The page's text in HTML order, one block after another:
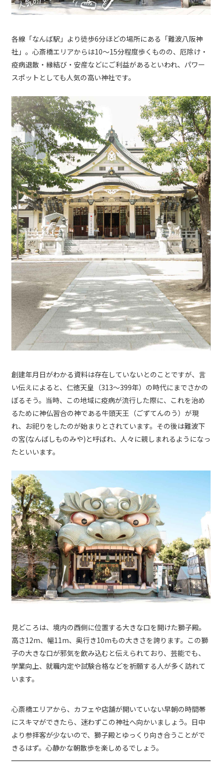
各線「なんば駅」より徒歩6分ほどの場所にある「難波八阪神
社」。心斎橋エリアからは10〜15分程度歩くものの、厄除け・
疫病退散・縁結び・安産などにご利益があるといわれ、パワー
スポットとしても人気の高い神社です。
創建年月日がわかる資料は存在していないとのことですが、言
い伝えによると、仁徳天皇（313～399年）の時代にまでさかの
ぼるそう。当時、この地域に疫病が流行した際に、これを治め
るために神仏習合の神である牛頭天王（ごずてんのう）が現
れ、お祀りをしたのが始まりとされています。その後は難波下
の宮(なんばしものみや)と呼ばれ、人々に親しまれるようになっ
たといいます。
見どころは、境内の西側に位置する大きな口を開けた獅子殿。
高さ12m、幅11m、奥行き10mもの大きさを誇ります。この獅
子の大きな口が邪気を飲み込むと伝えられており、芸能でも、
学業向上、就職内定や試験合格などを祈願する人が多く訪れて
います。
心斎橋エリアから、カフェや店舗が開いていない早朝の時間帯
にスキマができたら、迷わずこの神社へ向かいましょう。日中
より参拝客が少ないので、獅子殿とゆっくり向き合うことがで
きるはず。心静かな朝散歩を楽しめるでしょう。